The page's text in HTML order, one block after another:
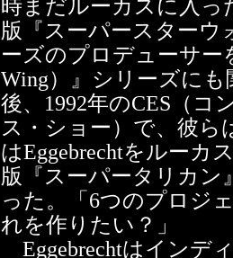
時まだルーカスに入っ
版『スーパースターウ
ーズのプロデューサー
Wing）』シリーズに
後、1992年のCES（
ス・ショー）で、彼ら
はEggebrechtをルーカ
版『スーパータリカン
った。「6つのプロジ
れを作りたい？」
Eggebrechtはインデ